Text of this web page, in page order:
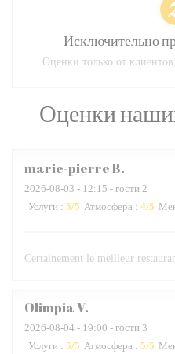
Оценки
marie-pierreB
2026-08-03 - 12:15 - гости 2
Услуги : 5/5 Атмосфера : 4/5
Certainement le meilleur
OlimpiaV
2026-08-04 - 19:00 - гости 3
Услуги : 5/5 Атмосфера : 5/5
Исключительно
Оценки только от